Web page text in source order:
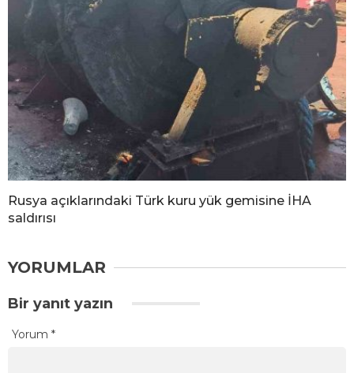
Rusya açıklarındaki Türk kuru yük gemisine İHA
saldırısı
YORUMLAR
Bir yanıt yazın
Yorum *